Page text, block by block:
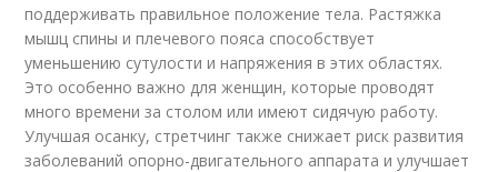
поддерживать правильное положение тела. Растяжка
мышц спины и плечевого пояса способствует
уменьшению сутулости и напряжения в этих областях.
Это особенно важно для женщин, которые проводят
много времени за столом или имеют сидячую работу.
Улучшая осанку, стретчинг также снижает риск развития
заболеваний опорно-двигательного аппарата и улучшает